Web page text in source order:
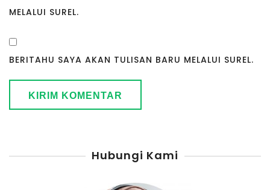
MELALUI SUREL.
BERITAHU SAYA AKAN TULISAN BARU MELALUI SUREL.
Hubungi Kami